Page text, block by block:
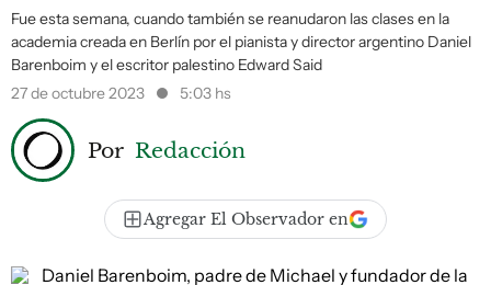
Fue esta semana, cuando también se reanudaron las clases en la
academia creada en Berlín por el pianista y director argentino Daniel
Barenboim y el escritor palestino Edward Said
27 de octubre 2023
5:03 hs
Por Redacción
Agregar El Observador en